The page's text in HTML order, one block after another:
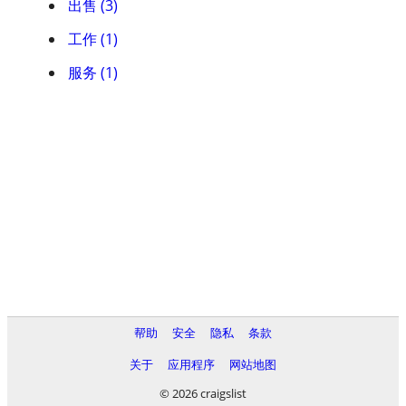
出售 (3)
工作 (1)
服务 (1)
帮助 安全 隐私
条款
关于
应用程序
网站地图
© 2026 craigslist